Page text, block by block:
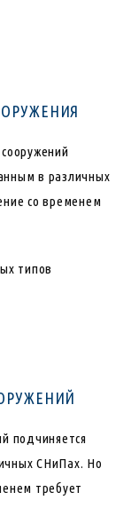
в различных
со временем
типов
подчиняется
СНиПах. Но
требует